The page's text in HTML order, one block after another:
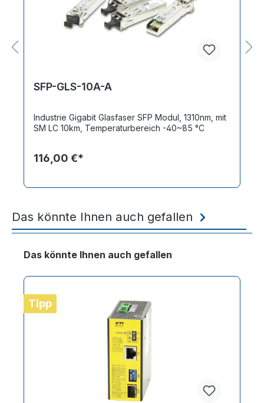
SFP-GLS-10A-A
Industrie Gigabit Glasfaser SFP Modul, 1310nm, mit
SM LC 10km, Temperaturbereich -40~85 °C
116,00 €*
Das könnte Ihnen auch gefallen
Produktgalerie überspringen
Das könnte Ihnen auch gefallen
Tipp